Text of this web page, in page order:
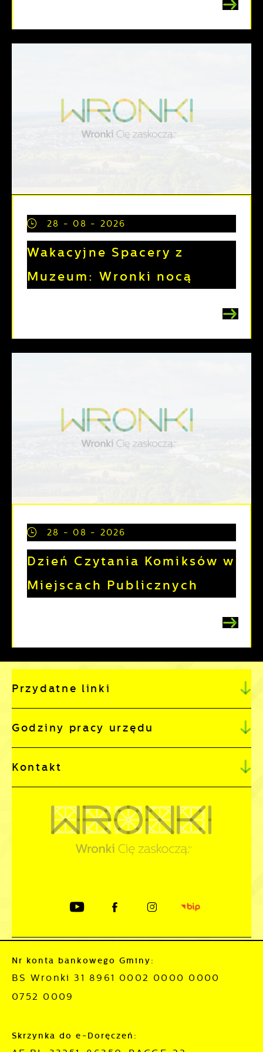
28 - 08 - 2026
Wakacyjne Spacery z
Muzeum: Wronki nocą
28 - 08 - 2026
Dzień Czytania Komiksów w
Miejscach Publicznych
Przydatne linki
Godziny pracy urzędu
Kontakt
Nr konta bankowego Gminy:
BS Wronki 31 8961 0002 0000 0000
0752 0009
Skrzynka do e-Doręczeń: